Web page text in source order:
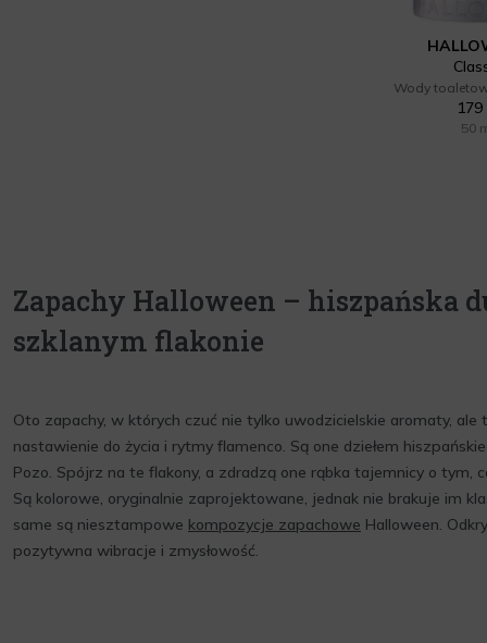
Wody
179
50
Zapachy Halloween – hiszpańska
szklanym flakonie
Oto zapachy, w których czuć nie tylko uwodzicielskie aromaty,
nastawienie do życia i rytmy flamenco. Są one dziełem
Pozo. Spójrz na te flakony, a zdradzą one rąbka tajemnicy o tym,
Są kolorowe, oryginalnie zaprojektowane, jednak nie brakuje im
same są niesztampowe kompozycje zapachowe Halloween.
pozytywna wibracje i zmysłowość.